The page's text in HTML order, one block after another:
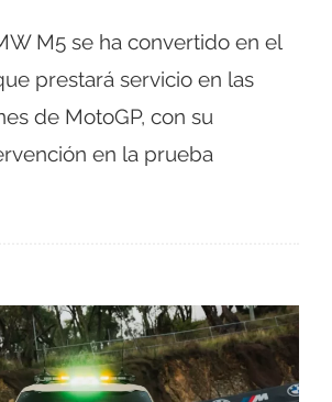
M5 se ha convertido en el
prestará servicio en las
de MotoGP, con su
en la prueba